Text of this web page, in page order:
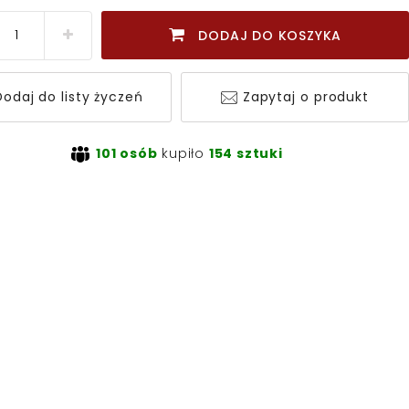
DODAJ DO KOSZYKA
do listy życzeń Zapytaj o produkt
101 osób kupiło 154 sztuki